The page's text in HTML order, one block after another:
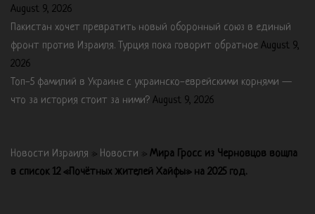
August 9, 2026
Пакистан хочет превратить новый оборонный союз в единый
фронт против Израиля. Турция пока говорит обратное August 9,
2026
Топ-5 фамилий в Украине с украинско-еврейскими корнями —
что за история стоит за ними? August 9, 2026
Новости Израиля » Новости » Мира Гросс из Черновцов вошла
в список 12 «Почётных жителей Хайфы» на 2025 год.